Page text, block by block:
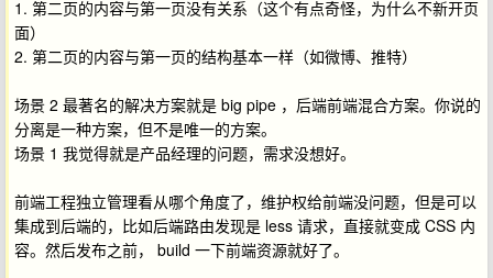
1. 第二页的内容与第一页没有关系（这个有点奇怪，为什么不新开页
面）
2. 第二页的内容与第一页的结构基本一样（如微博、推特）
场景 2 最著名的解决方案就是 big pipe ，后端前端混合方案。你说的
分离是一种方案，但不是唯一的方案。
场景 1 我觉得就是产品经理的问题，需求没想好。
前端工程独立管理看从哪个角度了，维护权给前端没问题，但是可以
集成到后端的，比如后端路由发现是 less 请求，直接就变成 CSS 内
容。然后发布之前， build 一下前端资源就好了。